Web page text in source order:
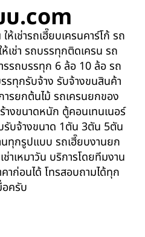
บ.com
เช่ารถเฮี๊ยบเครนคาร์โก้ รถ
เช่า รถบรรทุกติดเครน รถ
รรถบรรทุก 6 ล้อ 10 ล้อ รถ
รทุกรับจ้าง รับจ้างขนสินค้า
รยกต้นไม้ รถเครนยกของ
งขนาดหนัก ตู้คอนเทนเนอร์
รับจ้างขนาด 1ตัน 3ตัน 5ตัน
ทุกรูปแบบ รถเฮี๊ยบงานยก
าเหมาวัน บริการโดยทีมงาน
าก่อนได้ โทรสอบถามได้ทุก
อครับ